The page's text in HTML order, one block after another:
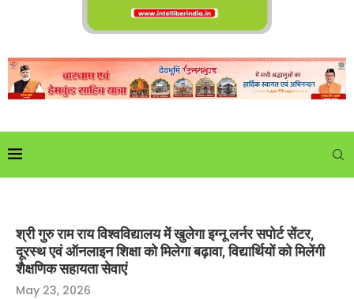
श्री गुरु राम राय विश्वविद्यालय में खुलेगा इग्नू लर्नर सपोर्ट सेंटर,
दूरस्थ एवं ऑनलाइन शिक्षा को मिलेगा बढ़ावा, विद्यार्थियों को मिलेंगी
शैक्षणिक सहायता सेवाएं
May 23, 2026